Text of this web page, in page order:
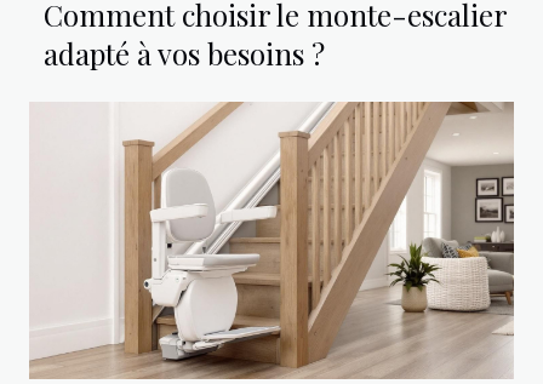
Comment choisir le monte-escalier
adapté à vos besoins ?